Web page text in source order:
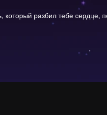
который разбил тебе сердце,